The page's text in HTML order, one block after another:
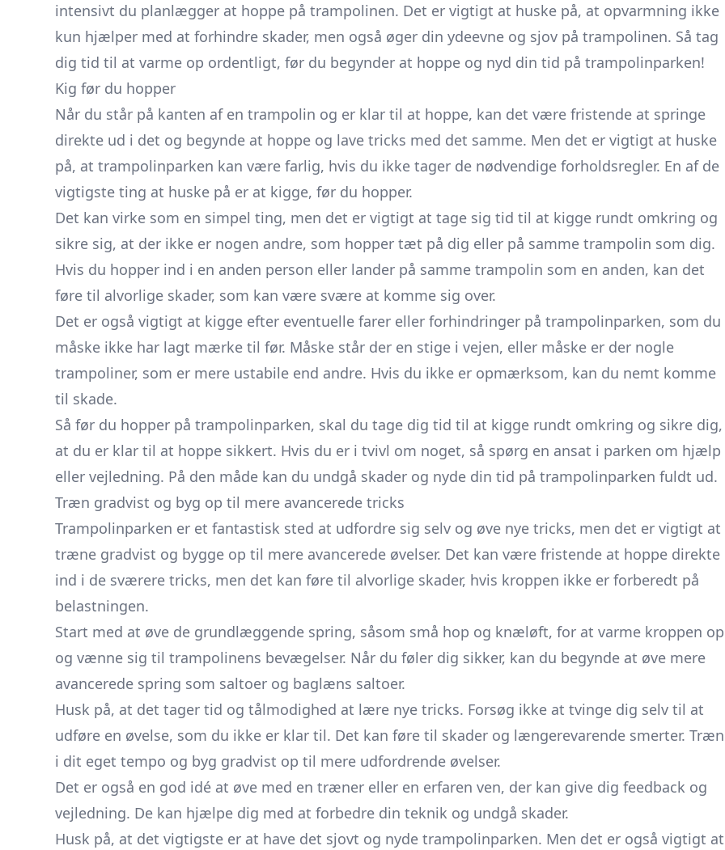
intensivt du planlægger at hoppe på trampolinen. Det er vigtigt at huske på, at opvarmning ikke
kun hjælper med at forhindre skader, men også øger din ydeevne og sjov på trampolinen. Så tag
dig tid til at varme op ordentligt, før du begynder at hoppe og nyd din tid på trampolinparken!
Kig før du hopper
Når du står på kanten af en trampolin og er klar til at hoppe, kan det være fristende at springe
direkte ud i det og begynde at hoppe og lave tricks med det samme. Men det er vigtigt at huske
på, at trampolinparken kan være farlig, hvis du ikke tager de nødvendige forholdsregler. En af de
vigtigste ting at huske på er at kigge, før du hopper.
Det kan virke som en simpel ting, men det er vigtigt at tage sig tid til at kigge rundt omkring og
sikre sig, at der ikke er nogen andre, som hopper tæt på dig eller på samme trampolin som dig.
Hvis du hopper ind i en anden person eller lander på samme trampolin som en anden, kan det
føre til alvorlige skader, som kan være svære at komme sig over.
Det er også vigtigt at kigge efter eventuelle farer eller forhindringer på trampolinparken, som du
måske ikke har lagt mærke til før. Måske står der en stige i vejen, eller måske er der nogle
trampoliner, som er mere ustabile end andre. Hvis du ikke er opmærksom, kan du nemt komme
til skade.
Så før du hopper på trampolinparken, skal du tage dig tid til at kigge rundt omkring og sikre dig,
at du er klar til at hoppe sikkert. Hvis du er i tvivl om noget, så spørg en ansat i parken om hjælp
eller vejledning. På den måde kan du undgå skader og nyde din tid på trampolinparken fuldt ud.
Træn gradvist og byg op til mere avancerede tricks
Trampolinparken er et fantastisk sted at udfordre sig selv og øve nye tricks, men det er vigtigt at
træne gradvist og bygge op til mere avancerede øvelser. Det kan være fristende at hoppe direkte
ind i de sværere tricks, men det kan føre til alvorlige skader, hvis kroppen ikke er forberedt på
belastningen.
Start med at øve de grundlæggende spring, såsom små hop og knæløft, for at varme kroppen op
og vænne sig til trampolinens bevægelser. Når du føler dig sikker, kan du begynde at øve mere
avancerede spring som saltoer og baglæns saltoer.
Husk på, at det tager tid og tålmodighed at lære nye tricks. Forsøg ikke at tvinge dig selv til at
udføre en øvelse, som du ikke er klar til. Det kan føre til skader og længerevarende smerter. Træn
i dit eget tempo og byg gradvist op til mere udfordrende øvelser.
Det er også en god idé at øve med en træner eller en erfaren ven, der kan give dig feedback og
vejledning. De kan hjælpe dig med at forbedre din teknik og undgå skader.
Husk på, at det vigtigste er at have det sjovt og nyde trampolinparken. Men det er også vigtigt at